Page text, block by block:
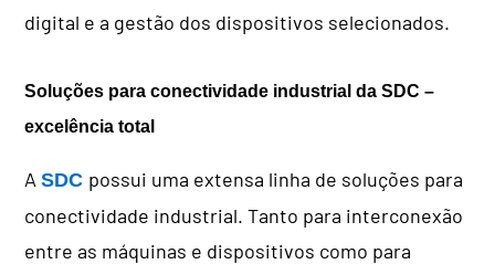
digital e a gestão dos dispositivos selecionados.
Soluções para conectividade industrial da SDC –
excelência total
ASDC possui uma extensa linha de soluções para
conectividade industrial. Tanto para interconexão
entre as máquinas e dispositivos como para